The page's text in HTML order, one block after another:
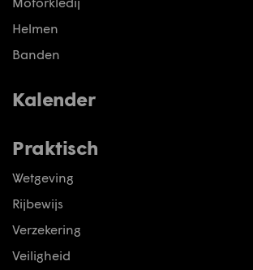
Helmen
Banden
Kalender
Praktisch
Wetgeving
Rijbewijs
Verzekering
Veiligheid